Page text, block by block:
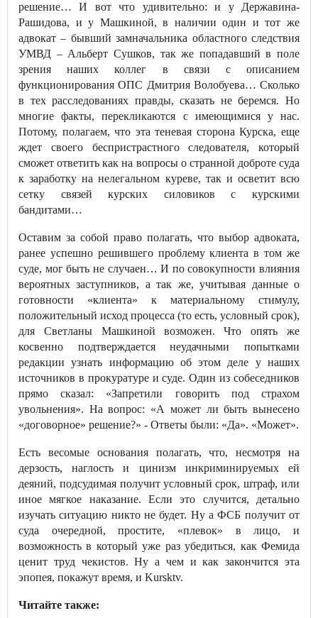
решение… И вот что удивительно: и у Державина-
Рашидова, и у Машкиной, в наличии один и тот же
адвокат – бывший замначальника областного следствия
УМВД – Альберт Сушков, так же попадавший в поле
зрения наших коллег в связи с описанием
функционирования ОПС Дмитрия Волобуева… Сколько
в тех расследованиях правды, сказать не беремся. Но
многие факты, перекликаются с имеющимися у нас.
Потому, полагаем, что эта теневая сторона Курска, еще
ждет своего беспристрастного следователя, который
сможет ответить как на вопросы о странной доброте суда
к заработку на нелегальном куреве, так и осветит всю
сетку связей курских силовиков с курскими
бандитами…
Оставим за собой право полагать, что выбор адвоката,
ранее успешно решившего проблему клиента в том же
суде, мог быть не случаен… И по совокупности влияния
вероятных заступников, а так же, учитывая данные о
готовности «клиента» к материальному стимулу,
положительный исход процесса (то есть, условный срок),
для Светланы Машкиной возможен. Что опять же
косвенно подтверждается неудачными попытками
редакции узнать информацию об этом деле у наших
источников в прокуратуре и суде. Один из собеседников
прямо сказал: «Запретили говорить под страхом
увольнения». На вопрос: «А может ли быть вынесено
«договорное» решение?» - Ответы были: «Да». «Может».
Есть весомые основания полагать, что, несмотря на
дерзость, наглость и цинизм инкриминируемых ей
деяний, подсудимая получит условный срок, штраф, или
иное мягкое наказание. Если это случится, детально
изучать ситуацию никто не будет. Ну а ФСБ получит от
суда очередной, простите, «плевок» в лицо, и
возможность в который уже раз убедиться, как Фемида
ценит труд чекистов. Ну а чем и как закончится эта
эпопея, покажут время, и Kursktv.
Читайте также: